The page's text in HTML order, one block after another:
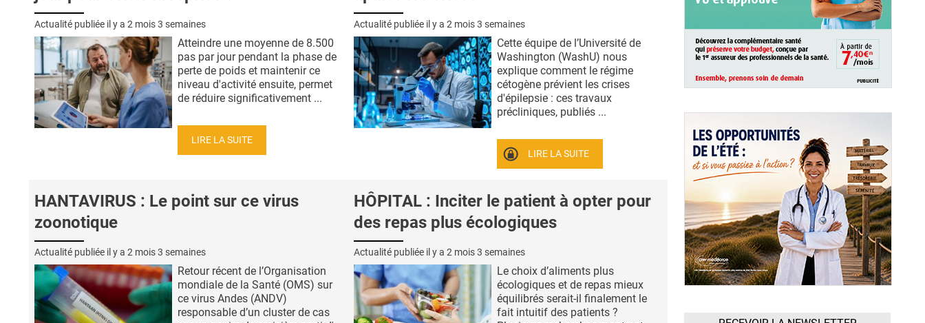
Actualité publiée il y a 2 mois 3 semaines
Atteindre une moyenne de 8.500
pas par jour pendant la phase de
perte de poids et maintenir ce
niveau d'activité ensuite, permet
de réduire significativement ...
LIRE LA SUITE
Actualité publiée il y a 2 mois 3 semaines
Cette équipe de l’Université de
Washington (WashU) nous
explique comment le régime
cétogène prévient les crises
d'épilepsie : ces travaux
précliniques, publiés ...
LIRE LA SUITE
HANTAVIRUS : Le point sur ce virus
zoonotique
Actualité publiée il y a 2 mois 3 semaines
Retour récent de l’Organisation
mondiale de la Santé (OMS) sur
ce virus Andes (ANDV)
responsable d’un cluster de cas
HÔPITAL : Inciter le patient à opter pour
des repas plus écologiques
Actualité publiée il y a 2 mois 3 semaines
Le choix d’aliments plus
écologiques et de repas mieux
équilibrés serait-il finalement le
fait intuitif des patients ?